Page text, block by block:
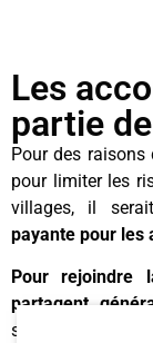
Les
partie
Pour des raisons
pour limiter les
villages, il
payante pour les
Pour rejoindre
partagent
suite, la mise en